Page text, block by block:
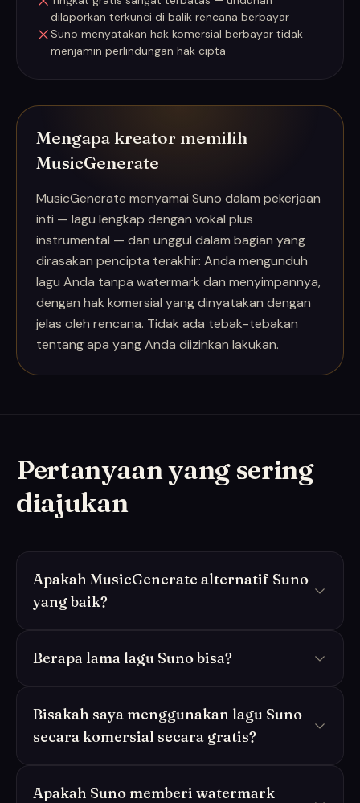
dilaporkan terkunci di balik rencana berbayar
Suno menyatakan hak komersial berbayar tidak
menjamin perlindungan hak cipta
Mengapa kreator memilih
MusicGenerate
MusicGenerate menyamai Suno dalam pekerjaan
inti — lagu lengkap dengan vokal plus
instrumental — dan unggul dalam bagian yang
dirasakan pencipta terakhir: Anda mengunduh
lagu Anda tanpa watermark dan menyimpannya,
dengan hak komersial yang dinyatakan dengan
jelas oleh rencana. Tidak ada tebak-tebakan
tentang apa yang Anda diizinkan lakukan.
Pertanyaan yang sering
diajukan
Apakah MusicGenerate alternatif Suno
yang baik?
Berapa lama lagu Suno bisa?
Bisakah saya menggunakan lagu Suno
secara komersial secara gratis?
Apakah Suno memberi watermark